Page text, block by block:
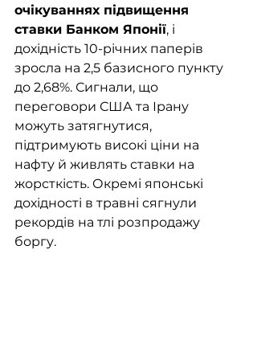
очікуваннях підвищення
ставки Банком Японії, і
дохідність 10-річних паперів
зросла на 2,5 базисного пункту
до 2,68%. Сигнали, що
переговори США та Ірану
можуть затягнутися,
підтримують високі ціни на
нафту й живлять ставки на
жорсткість. Окремі японські
дохідності в травні сягнули
рекордів на тлі розпродажу
боргу.